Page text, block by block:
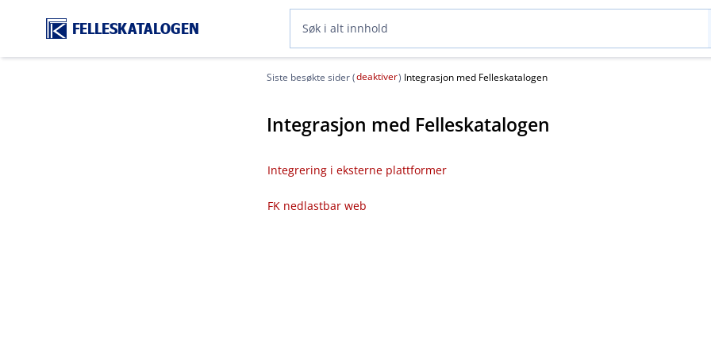
FELLESKATALOGEN
Siste besøkte sider (deaktiver) Integrasjon med Felleskatalogen
Integrasjon med Felleskatalogen
Integrering i eksterne plattformer
FK nedlastbar web